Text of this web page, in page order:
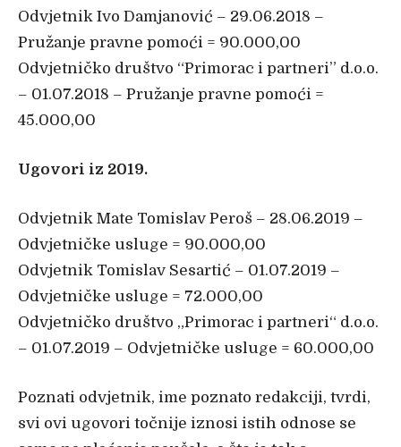
Odvjetnik Ivo Damjanović – 29.06.2018 –
Pružanje pravne pomoći = 90.000,00
Odvjetničko društvo “Primorac i partneri” d.o.o.
– 01.07.2018 – Pružanje pravne pomoći =
45.000,00
Ugovori iz 2019.
Odvjetnik Mate Tomislav Peroš – 28.06.2019 –
Odvjetničke usluge = 90.000,00
Odvjetnik Tomislav Sesartić – 01.07.2019 –
Odvjetničke usluge = 72.000,00
Odvjetničko društvo „Primorac i partneri“ d.o.o.
– 01.07.2019 – Odvjetničke usluge = 60.000,00
Poznati odvjetnik, ime poznato redakciji, tvrdi,
svi ovi ugovori točnije iznosi istih odnose se